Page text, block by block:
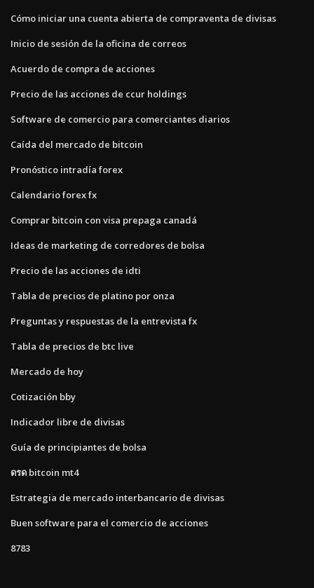
Cómo iniciar una cuenta abierta de compraventa de divisas
Inicio de sesión de la oficina de correos
Acuerdo de compra de acciones
Precio de las acciones de ccur holdings
Software de comercio para comerciantes diarios
Caída del mercado de bitcoin
Pronóstico intradía forex
Calendario forex fx
Comprar bitcoin con visa prepaga canadá
Ideas de marketing de corredores de bolsa
Precio de las acciones de idti
Tabla de precios de platino por onza
Preguntas y respuestas de la entrevista fx
Tabla de precios de btc live
Mercado de hoy
Cotización bby
Indicador libre de divisas
Guía de principiantes de bolsa
ดรด bitcoin mt4
Estrategia de mercado interbancario de divisas
Buen software para el comercio de acciones
8783